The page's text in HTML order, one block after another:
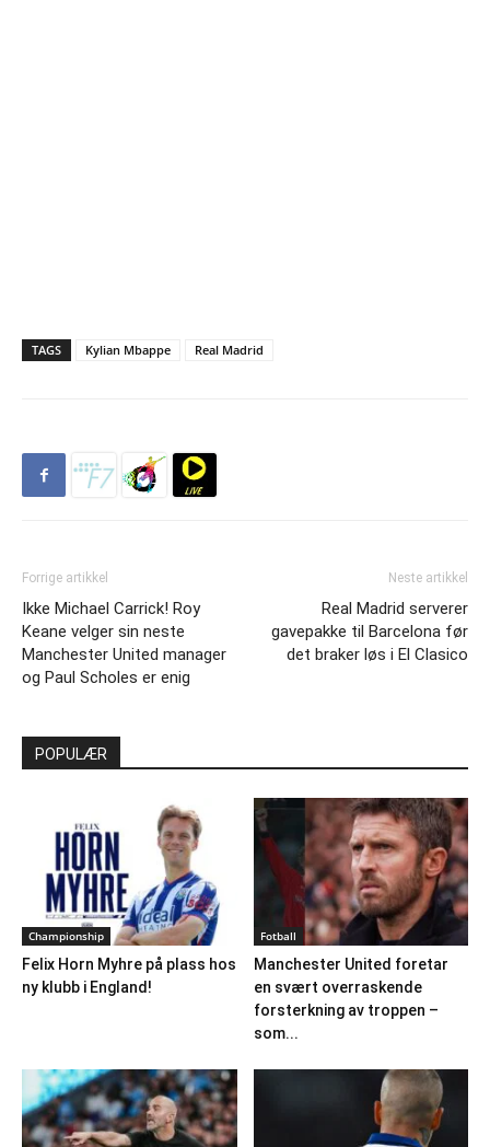
TAGS Kylian Mbappe Real Madrid
Forrige artikkel
Ikke Michael Carrick! Roy
Keane velger sin neste
Manchester United manager
og Paul Scholes er enig
Neste artikkel
Real Madrid serverer
gavepakke til Barcelona før
det braker løs i El Clasico
POPULÆR
Championship
Felix Horn Myhre på plass hos
ny klubb i England!
Fotball
Manchester United foretar
en svært overraskende
forsterkning av troppen –
som...